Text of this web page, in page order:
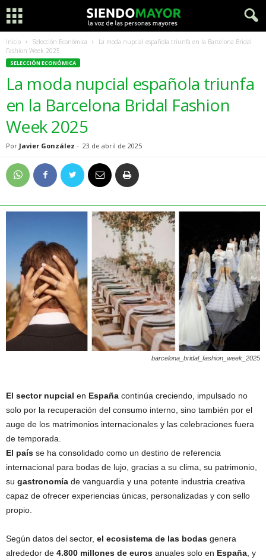
Inicio Selección Económica
La moda nupcial española triunfa en la Barcelona Bridal
Fashion Week 2025
SELECCIÓN ECONÓMICA
La moda nupcial española triunfa
en la Barcelona Bridal Fashion
Week 2025
Por Javier González - 23 de abril de 2025
barcelona_bridal_fashion_week_2025
El sector nupcial en España continúa creciendo, impulsado no
solo por la recuperación del consumo interno, sino también por el
auge de los matrimonios internacionales y las celebraciones fuera
de temporada.
El país se ha consolidado como un destino de referencia
internacional para bodas de lujo, gracias a su clima, su patrimonio,
su gastronomía de vanguardia y una potente industria creativa
capaz de ofrecer experiencias únicas, personalizadas y con sello
propio.
Según datos del sector, el ecosistema de las bodas genera
alrededor de 4.800 millones de euros anuales solo en España , y